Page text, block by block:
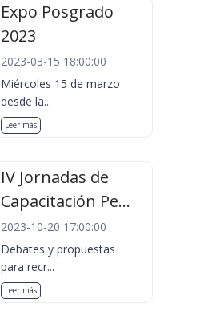
Expo Posgrado
2023
2023-03-15 18:00:00
Miércoles 15 de marzo
desde la...
Leer más
IV Jornadas de
Capacitación Pe...
2023-10-20 17:00:00
Debates y propuestas
para recr...
Leer más